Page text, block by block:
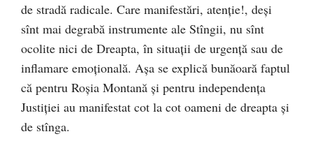
de stradă radicale. Care manifestări, atenție!, deși
sînt mai degrabă instrumente ale Stîngii, nu sînt
ocolite nici de Dreapta, în situații de urgență sau de
inflamare emoțională. Așa se explică bunăoară faptul
că pentru Roșia Montană și pentru independența
Justiției au manifestat cot la cot oameni de dreapta și
de stînga.